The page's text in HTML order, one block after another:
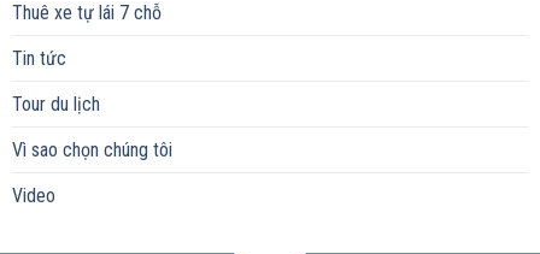
Thuê xe tự lái 7 chỗ
Tin tức
Tour du lịch
Vì sao chọn chúng tôi
Video